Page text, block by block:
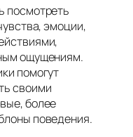
посмотреть
эмоции,
ощущениям.
помогут
своими
более
поведения.